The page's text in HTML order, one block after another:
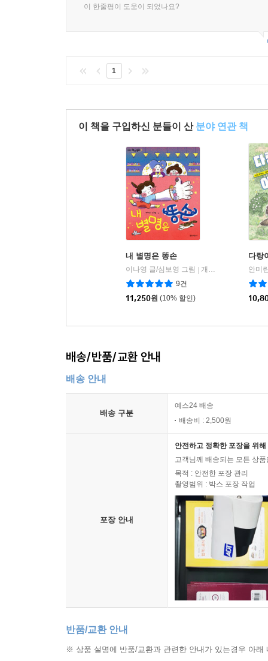
이 한줄평이 도움이 되었나요?
1
이 책을 구입하신 분들이 산 분야 연관 책
내 별명은 똥손
이나영 글/심보영 그림
개암나무
9건
11,250원 (10% 할인)
다랑
안미
배송/반품/교환 안내
배송 안내
배송 구분
예스24 배송
배송비 : 2,500원
포장 안내
안전하고 정확한 포장을 위
고객님께 배송되는 모든 상
목적 : 안전한 포장 관리
촬영범위 : 박스 포장 작업
반품/교환 안내
※ 상품 설명에 반품/교환과 관련한 안내가 있는경우 아